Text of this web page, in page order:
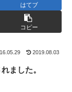
はてブ
コピー
2019.08.03
ました。